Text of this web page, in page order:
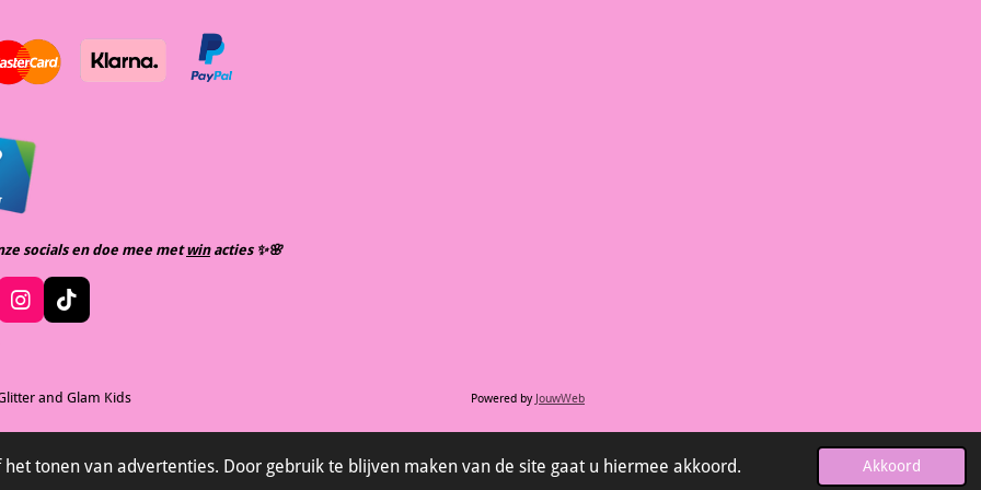
tonen van advertenties. Door gebruik te blijven maken van de site gaat u hiermee akkoord. Akkoord
socials en doe mee metwinacties ✨️🌸
I
n
a
r
m
T
i
o
m
and Glam Kids
Powered by JouwWeb